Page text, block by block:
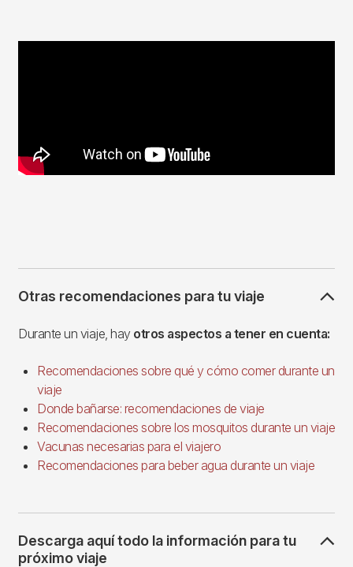
Otras recomendaciones para tu viaje
Durante un viaje, hay otros aspectos a tener en cuenta:
Recomendaciones sobre qué y cómo comer durante un
viaje
Donde bañarse: recomendaciones de viaje
Recomendaciones sobre los mosquitos durante un viaje
Vacunas necesarias para el viajero
Recomendaciones para beber agua durante un viaje
Descarga aquí todo la información para tu
próximo viaje